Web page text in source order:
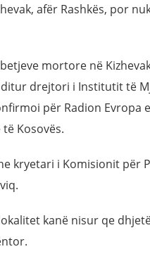
afër Rashkës, por
mortore në
drejtori i Institutit të
për Radion Evropa
Kosovës.
kryetari i Komisionit për
kanë nisur qe